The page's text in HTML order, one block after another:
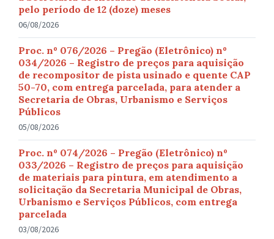
pelo período de 12 (doze) meses
06/08/2026
Proc. nº 076/2026 – Pregão (Eletrônico) nº
034/2026 – Registro de preços para aquisição
de recompositor de pista usinado e quente CAP
50-70, com entrega parcelada, para atender a
Secretaria de Obras, Urbanismo e Serviços
Públicos
05/08/2026
Proc. nº 074/2026 – Pregão (Eletrônico) nº
033/2026 – Registro de preços para aquisição
de materiais para pintura, em atendimento a
solicitação da Secretaria Municipal de Obras,
Urbanismo e Serviços Públicos, com entrega
parcelada
03/08/2026